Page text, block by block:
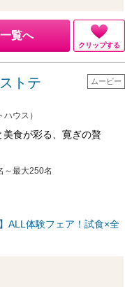
クリップする
覧へ
トテ
ウス）
食が彩る、寛ぎの贅
～最大250名
ALL体験フェア！試食×全
ムービー